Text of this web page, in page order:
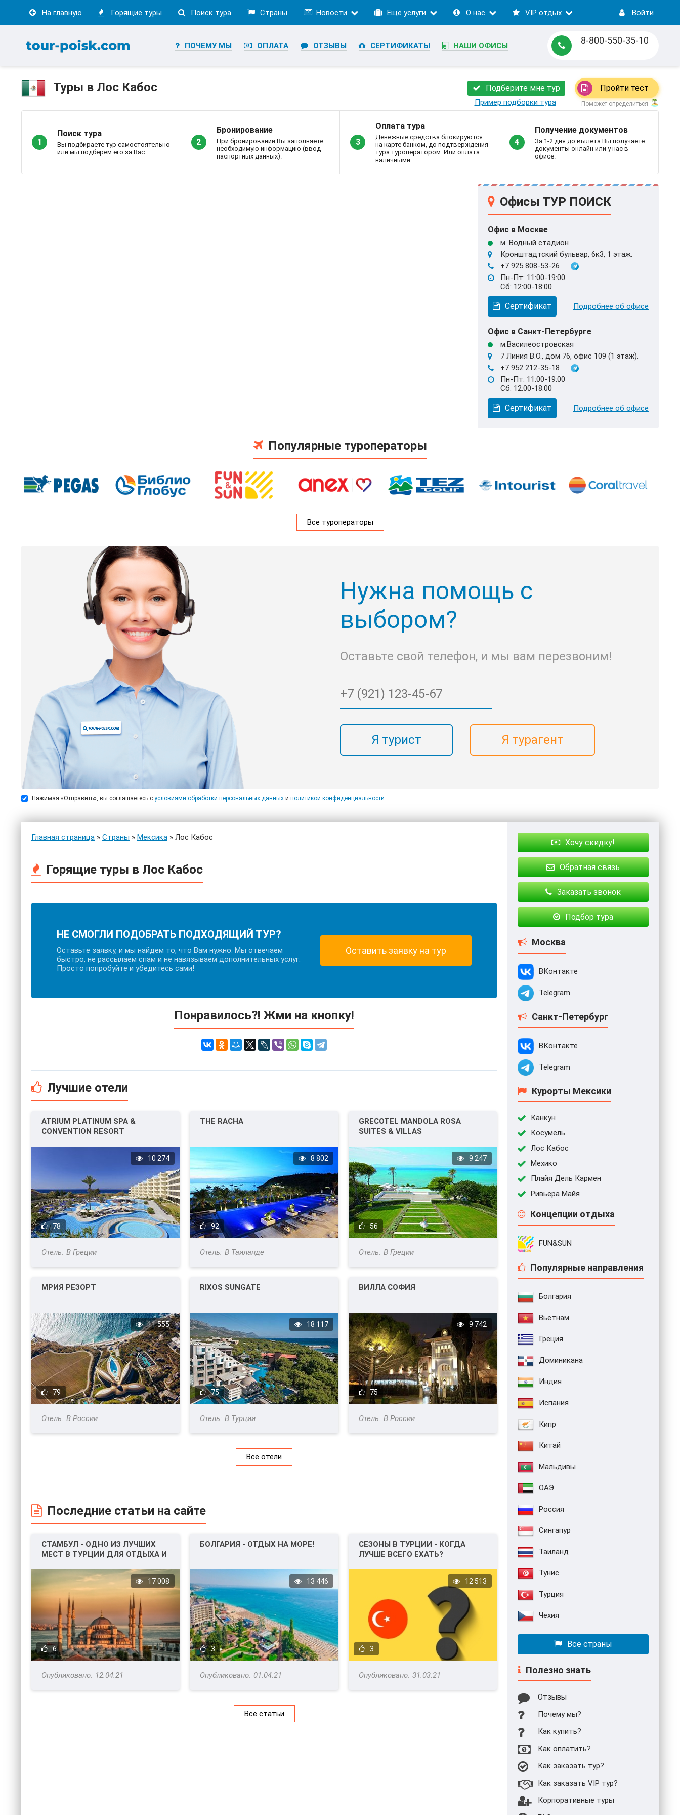
На главную Горящие туры Поиск тура Страны Новости Ещё услуги О нас VIP отдых Войти
ПОЧЕМУ МЫ ОПЛАТА ОТЗЫВЫ СЕРТИФИКАТЫ НАШИ ОФИСЫ 8-800-550-35-10
Туры в Лос Кабос Подберите мне тур
Пример подборки тура
Пройти тест
Поможет определиться
1
Поиск тура
Вы подбираете тур самостоятельно
или мы подберем его за Вас.
2
Бронирование
При бронировании Вы заполняете
необходимую информацию (ввод
паспортных данных).
3
Оплата тура
Денежные средства блокируются
на карте банком, до подтверждения
тура туроператором. Или оплата
наличными.
4
Получение документов
За 1-2 дня до вылета Вы получаете
документы онлайн или у нас в
офисе.
Офисы ТУР ПОИСК
Офис в Москве
м. Водный стадион
Кронштадтский бульвар, 6к3, 1 этаж.
+7 925 808-53-26
Пн-Пт: 11:00-19:00
Сб: 12:00-18:00
Сертификат Подробнее об офисе
Офис в Санкт-Петербурге
м.Василеостровская
7 Линия В.О., дом 76, офис 109 (1 этаж).
+7 952 212-35-18
Пн-Пт: 11:00-19:00
Сб: 12:00-18:00
Сертификат Подробнее об офисе
Популярные туроператоры
Все туроператоры
Нужна помощь с
выбором?
Оставьте свой телефон, и мы вам перезвоним!
Я турист Я турагент
Нажимая «Отправить», вы соглашаетесь с условиями обработки персональных данных и политикой конфиденциальности.
Главная страница » Страны » Мексика » Лос Кабос
Горящие туры в Лос Кабос
НЕ СМОГЛИ ПОДОБРАТЬ ПОДХОДЯЩИЙ ТУР?
Оставьте заявку, и мы найдем то, что Вам нужно. Мы отвечаем
быстро, не рассылаем спам и не навязываем дополнительных услуг.
Просто попробуйте и убедитесь сами!
Оставить заявку на тур
Понравилось?! Жми на кнопку!
Лучшие отели
ATRIUM PLATINUM SPA &
CONVENTION RESORT
78
10 274
В Греции
THE RACHA
92
8 802
В Таиланде
GRECOTEL MANDOLA ROSA
SUITES & VILLAS
56
9 247
В Греции
МРИЯ РЕЗОРТ
79
11 555
В России
RIXOS SUNGATE
75
18 117
В Турции
ВИЛЛА СОФИЯ
75
9 742
В России
Все отели
Последние статьи на сайте
СТАМБУЛ - ОДНО ИЗ ЛУЧШИХ
МЕСТ В ТУРЦИИ ДЛЯ ОТДЫХА И
6
17 008
12.04.21
БОЛГАРИЯ - ОТДЫХ НА МОРЕ!
3
13 446
01.04.21
СЕЗОНЫ В ТУРЦИИ - КОГДА
ЛУЧШЕ ВСЕГО ЕХАТЬ?
3
12 513
31.03.21
Все статьи
Хочу скидку!
Обратная связь
Заказать звонок
Подбор тура
Москва
ВКонтакте
Telegram
Санкт-Петербург
ВКонтакте
Telegram
Курорты Мексики
Канкун
Косумель
Лос Кабос
Мехико
Плайя Дель Кармен
Ривьера Майя
Концепции отдыха
FUN&SUN
Популярные направления
Болгария
Вьетнам
Греция
Доминикана
Индия
Испания
Кипр
Китай
Мальдивы
ОАЭ
Россия
Сингапур
Таиланд
Тунис
Турция
Чехия
Все страны
Полезно знать
Отзывы
Почему мы?
Как купить?
Как оплатить?
Как заказать тур?
Как заказать VIP тур?
Корпоративные туры